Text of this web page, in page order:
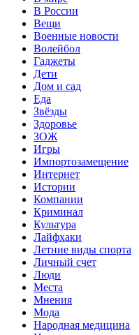
В России
Вещи
Военные новости
Волейбол
Гаджеты
Дети
Дом и сад
Еда
Звёзды
Здоровье
ЗОЖ
Игры
Импортозамещение
Интернет
Истории
Компании
Криминал
Культура
Лайфхаки
Летние виды спорта
Личный счет
Люди
Места
Мнения
Мода
Народная медицина